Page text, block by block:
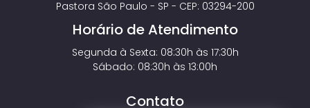
Pastora São Paulo - SP - CEP: 03294-200
Horário de Atendimento
Segunda à Sexta: 08:30h às 17:30h
Sábado: 08:30h às 13:00h
Contato